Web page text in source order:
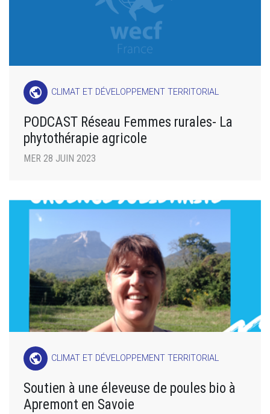
public CLIMAT ET DÉVELOPPEMENT TERRITORIAL
PODCAST Réseau Femmes rurales- La
phytothérapie agricole
MER 28 JUIN 2023
public CLIMAT ET DÉVELOPPEMENT TERRITORIAL
Soutien à une éleveuse de poules bio à
Apremont en Savoie